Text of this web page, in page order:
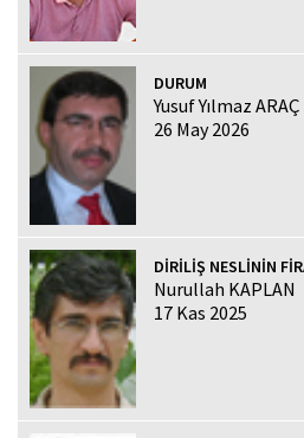
DURUM
Yusuf Yılmaz ARAÇ
26 May 2026
DİRİLİŞ NESLİNİN
Nurullah KAPLAN
17 Kas 2025